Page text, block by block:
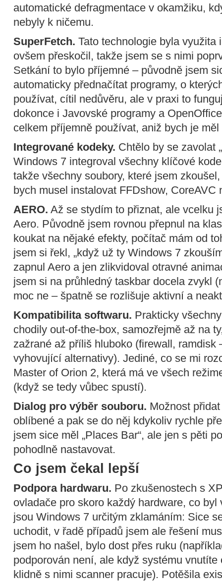
automatické defragmentace v okamžiku,
nebyly k ničemu.
SuperFetch. Tato technologie byla využita
ovšem přeskočil, takže jsem se s nimi
Setkání to bylo příjemné – původně jsem
automaticky přednačítat programy, o
používat, cítil nedůvěru, ale v praxi to
dokonce i Javovské programy a
celkem příjemně používat, aniž bych je
Integrované kodeky. Chtělo by se zavolat
Windows 7 integroval všechny klíčové
takže všechny soubory, které jsem
bych musel instalovat FFDshow, CoreAVC
AERO. Až se stydím to přiznat, ale vcelku
Aero. Původně jsem rovnou přepnul na
koukat na nějaké efekty, počítač mám od
jsem si řekl, „když už ty Windows 7
zapnul Aero a jen zlikvidoval otravné
jsem si na průhledný taskbar docela zvykl
moc ne – špatně se rozlišuje aktivní a
Kompatibilita softwaru. Prakticky
chodily out-of-the-box, samozřejmě až na
zažrané až příliš hluboko (firewall, ramdisk
vyhovující alternativy). Jediné, co se mi
Master of Orion 2, která má ve všech
(když se tedy vůbec spustí).
Dialog pro výběr souboru. Možnost
oblíbené a pak se do něj kdykoliv rychle
jsem sice měl „Places Bar“, ale jen s pěti
pohodlně nastavovat.
Co jsem čekal lepší
Podpora hardwaru. Po zkušenostech s
ovladače pro skoro každý hardware, co
jsou Windows 7 určitým zklamáním: Sice
uchodit, v řadě případů jsem ale řešení
jsem ho našel, bylo dost přes ruku
podporován není, ale když systému
klidně s nimi scanner pracuje). Potěšila